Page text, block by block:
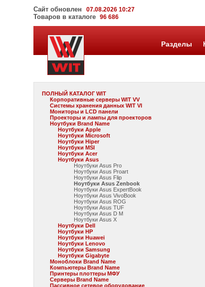
Сайт обновлен 07.08.2026 10:27
Товаров в каталоге96 686
Разделы
ПОЛНЫЙ КАТАЛОГ WIT
Корпоративные серверы WIT VV
Системы хранения данных WIT VI
Мониторы и LCD панели
Проекторы и лампы для проекторов
Ноутбуки Brand Name
Ноутбуки Apple
Ноутбуки Microsoft
Ноутбуки Hiper
Ноутбуки MSI
Ноутбуки Acer
Ноутбуки Asus
Ноутбуки Asus Pro
Ноутбуки Asus Proart
Ноутбуки Asus Flip
Ноутбуки Asus Zenbook
Ноутбуки Asus ExpertBook
Ноутбуки Asus VivoBook
Ноутбуки Asus ROG
Ноутбуки Asus TUF
Ноутбуки Asus D M
Ноутбуки Asus X
Ноутбуки Dell
Ноутбуки HP
Ноутбуки Huawei
Ноутбуки Lenovo
Ноутбуки Samsung
Ноутбуки Gigabyte
Моноблоки Brand Name
Компьютеры Brand Name
Принтеры плоттеры МФУ
Серверы Brand Name
Пассивное сетевое оборудование